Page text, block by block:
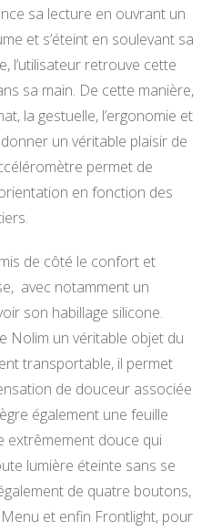
sa lecture en ouvrant un
et s’éteint en soulevant sa
l’utilisateur retrouve cette
sa main. De cette manière,
la gestuelle, l’ergonomie et
un véritable plaisir de
permet de
en fonction des
de côté le confort et
avec notamment un
son habillage silicone.
Nolim un véritable objet du
transportable, il permet
de douceur associée
également une feuille
extrêmement douce qui
lumière éteinte sans se
de quatre boutons,
et enfin Frontlight, pour